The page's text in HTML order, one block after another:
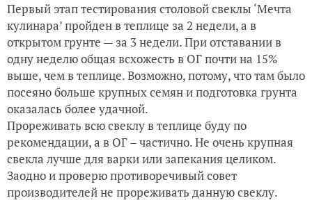
Первый этап тестирования столовой свеклы ‘Мечта
кулинара’ пройден в теплице за 2 недели, а в
открытом грунте — за 3 недели. При отставании в
одну неделю общая всхожесть в ОГ почти на 15%
выше, чем в теплице. Возможно, потому, что там было
посеяно больше крупных семян и подготовка грунта
оказалась более удачной.
Прореживать всю свеклу в теплице буду по
рекомендации, а в ОГ – частично. Не очень крупная
свекла лучше для варки или запекания целиком.
Заодно и проверю противоречивый совет
производителей не прореживать данную свеклу.